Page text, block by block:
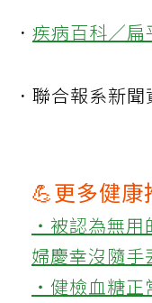
． 疾病百科／扁
．聯合報系新
💪更多健康
‧被認為無用
婦慶幸沒隨手
‧健檢血糖正